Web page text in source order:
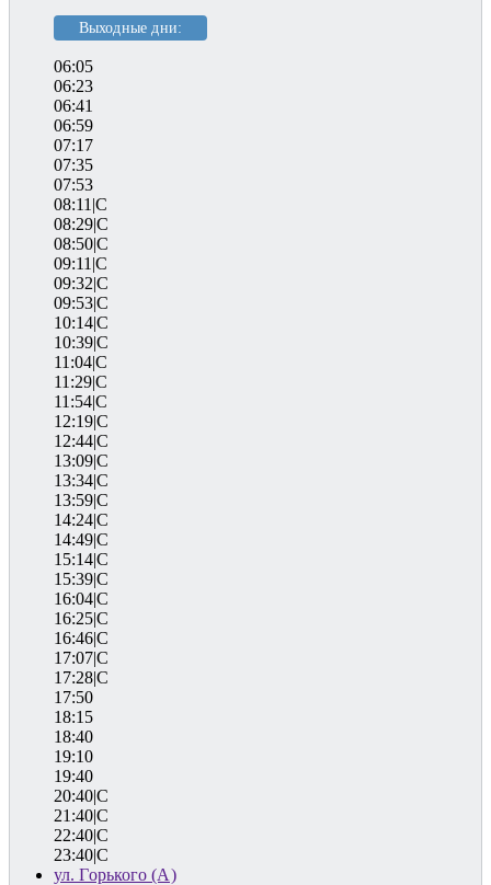
Выходные дни:
06:05
06:23
06:41
06:59
07:17
07:35
07:53
08:11|C
08:29|C
08:50|C
09:11|C
09:32|C
09:53|C
10:14|C
10:39|C
11:04|C
11:29|C
11:54|C
12:19|C
12:44|C
13:09|C
13:34|C
13:59|C
14:24|C
14:49|C
15:14|C
15:39|C
16:04|C
16:25|C
16:46|C
17:07|C
17:28|C
17:50
18:15
18:40
19:10
19:40
20:40|C
21:40|C
22:40|C
23:40|C
ул. Горького (А)